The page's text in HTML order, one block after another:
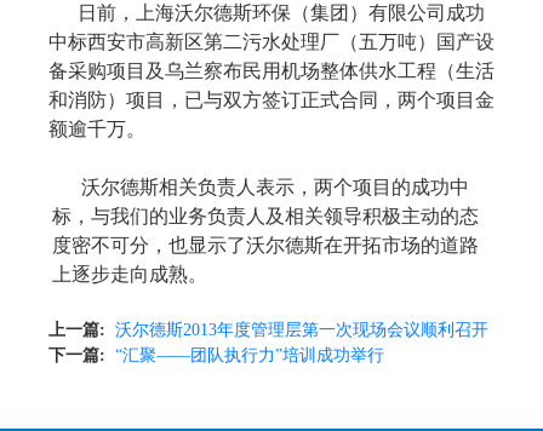
日前，上海沃尔德斯环保（集团）有限公司成功
中标西安市高新区第二污水处理厂（五万吨）国产设
备采购项目及乌兰察布民用机场整体供水工程（生活
和消防）项目，已与双方签订正式合同，两个项目金
额逾千万。
沃尔德斯相关负责人表示，两个项目的成功中
标，与我们的业务负责人及相关领导积极主动的态
度密不可分，也显示了沃尔德斯在开拓市场的道路
上逐步走向成熟。
上一篇: 沃尔德斯2013年度管理层第一次现场会议顺利召开
下一篇: “汇聚——团队执行力”培训成功举行